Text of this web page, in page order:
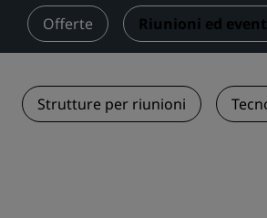
Offerte Riunioni ed
Strutture per riunioni